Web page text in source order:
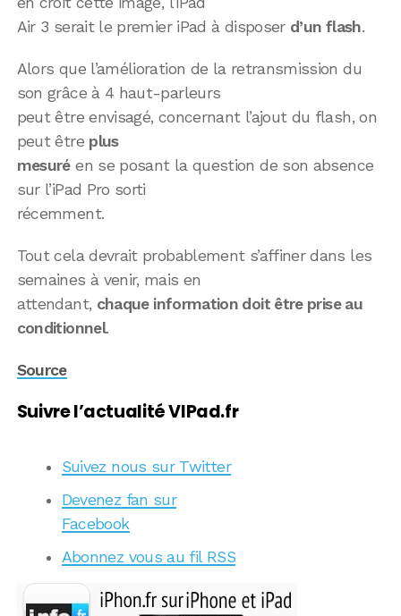
Air 3 serait le premier iPad à disposer d’un flash.
Alors que l’amélioration de la retransmission du
son grâce à 4 haut-parleurs
peut être envisagé, concernant l’ajout du flash, on
peut être plus
mesuréen se posant la question de son absence
sur l’iPad Pro sorti
récemment.
Tout cela devrait probablement s’affiner dans les
semaines à venir, mais en
attendant, chaque information doit être prise au
conditionnel.
Source
Suivre l’actualité VIPad.fr
Suivez nous sur Twitter
Devenez fan sur
Facebook
Abonnez vous au fil RSS